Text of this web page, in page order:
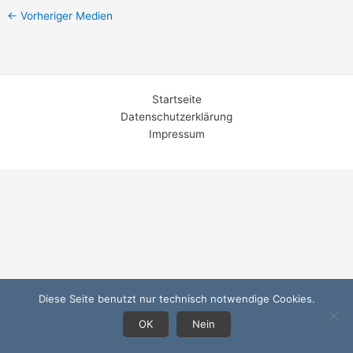
← Vorheriger Medien
Startseite
Datenschutzerklärung
Impressum
Diese Seite benutzt nur technisch notwendige Cookies.
OK
Nein